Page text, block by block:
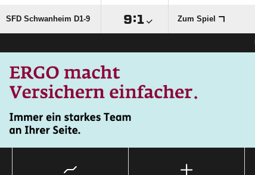
SFD Schwanheim D1-9 : Zum Spiel